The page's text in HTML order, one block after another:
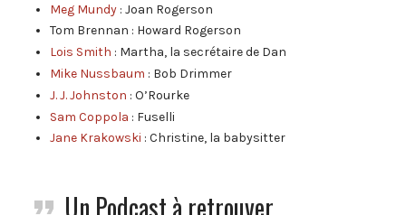
Meg Mundy : Joan Rogerson
Tom Brennan : Howard Rogerson
Lois Smith : Martha, la secrétaire de Dan
Mike Nussbaum : Bob Drimmer
J. J. Johnston : O’Rourke
Sam Coppola : Fuselli
Jane Krakowski : Christine, la babysitter
Un Podcast à retrouver